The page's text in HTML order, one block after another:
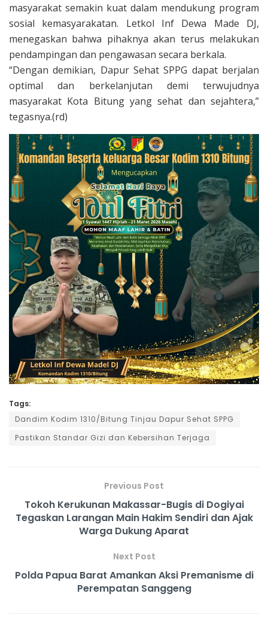
masyarakat semakin kuat dalam mendukung program
sosial kemasyarakatan. Letkol Inf Dewa Made DJ,
menegaskan bahwa pihaknya akan terus melakukan
pendampingan dan pengawasan secara berkala.
“Dengan demikian, Dapur Sehat SPPG dapat berjalan
optimal dan berkelanjutan demi terwujudnya
masyarakat Kota Bitung yang sehat dan sejahtera,”
tegasnya.(rd)
Tags:
Dandim Kodim 1310/Bitung Tinjau Dapur Sehat SPPG
Pastikan Standar Gizi dan Kebersihan Terjaga
Previous Post
Tokoh Kerukunan Makassar-Bugis di Dogiyai
Tegaskan Larangan Main Hakim Sendiri dan Ajak
Warga Dukung Aparat
Next Post
Polda Papua Barat Amankan Aksi Premanisme di
Perempatan Sanggeng